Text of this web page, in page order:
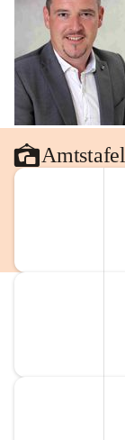
Amtstafel